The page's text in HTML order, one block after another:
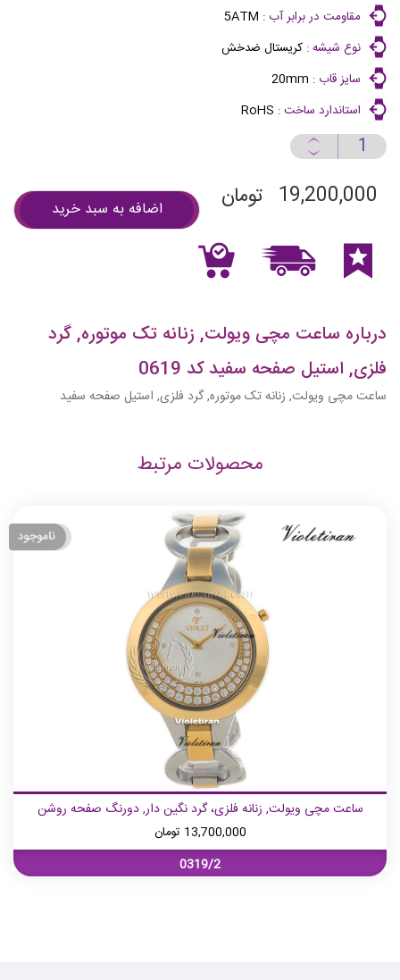
مقاومت در برابر آب : 5ATM
نوع شیشه : کریستال ضدخش
سایز قاب : 20mm
استاندارد ساخت : RoHS
19,200,000 تومان اضافه به سبد خرید
درباره ساعت مچی ویولت, زنانه تک موتوره, گرد
فلزی, استیل صفحه سفید کد 0619
ساعت مچی ویولت, زنانه تک موتوره, گرد فلزی, استیل صفحه سفید
محصولات مرتبط
ساعت مچی ویولت, زنانه فلزی، گرد نگین دار, دورنگ صفحه روشن
13,700,000 تومان
0319/2